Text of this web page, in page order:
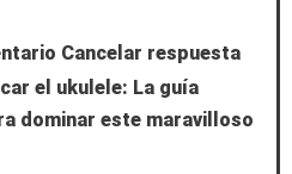
Cancelar respuesta
el ukulele: La guía
dominar este maravilloso